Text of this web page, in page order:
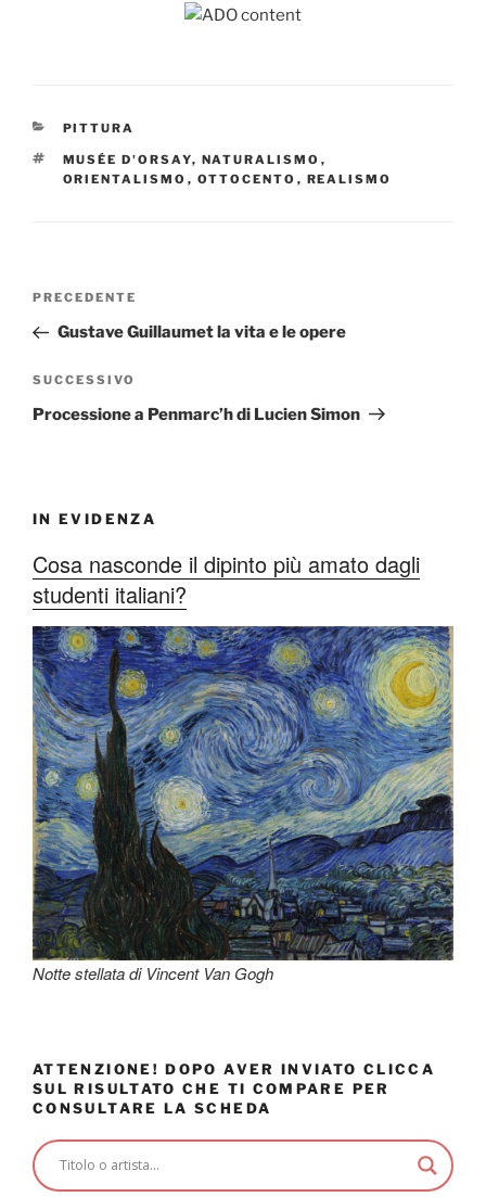
CATEGORIE
PITTURA
TAG
MUSÉE D'ORSAY, NATURALISMO ,
ORIENTALISMO , OTTOCENTO , REALISMO
Navigazione
Articolo
precedente:
PRECEDENTE
Gustave Guillaumet la vita e le opere
Articolo
successivo
SUCCESSIVO
Processione a Penmarc’h di Lucien Simon
IN EVIDENZA
Cosa nasconde il dipinto più amato dagli
studenti italiani?
Notte stellata di Vincent Van Gogh
ATTENZIONE! DOPO AVER INVIATO CLICCA
SUL RISULTATO CHE TI COMPARE PER
CONSULTARE LA SCHEDA